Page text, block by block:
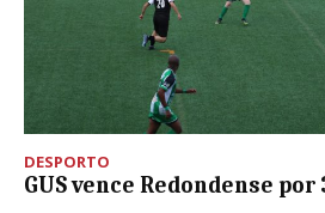
DESPORTO
GUS vence Redondense por